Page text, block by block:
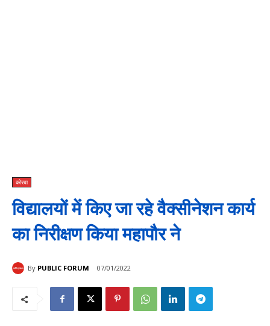
कोरबा
विद्यालयों में किए जा रहे वैक्सीनेशन कार्य
का निरीक्षण किया महापौर ने
By PUBLIC FORUM 07/01/2022